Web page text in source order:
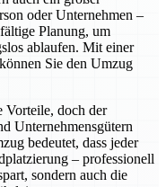
oder Unternehmen –
Planung, um
ablaufen. Mit einer
Sie den Umzug
Vorteile, doch der
Unternehmensgütern
bedeutet, dass jeder
– professionell
sondern auch die